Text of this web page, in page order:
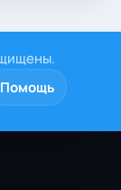
Помощь